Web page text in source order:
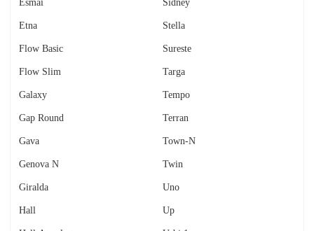
Esmai
Etna
Flow Basic
Flow Slim
Galaxy
Gap Round
Gava
Genova N
Giralda
Hall
Sidney
Stella
Sureste
Targa
Tempo
Terran
Town-N
Twin
Uno
Up